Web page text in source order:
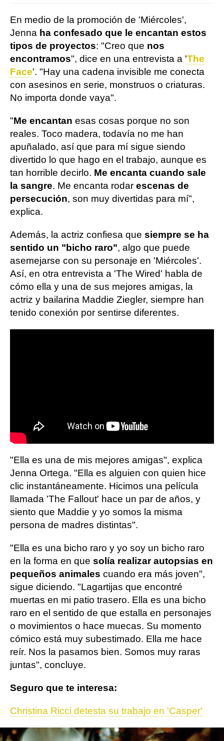
En medio de la promoción de 'Miércoles',
Jenna ha confesado que le encantan estos
tipos de proyectos: "Creo que nos
encontramos", dice en una entrevista a 'The
Face'. "Hay una cadena invisible me conecta
con asesinos en serie, monstruos o criaturas.
No importa donde vaya".
"Me encantan esas cosas porque no son
reales. Toco madera, todavía no me han
apuñalado, así que para mí sigue siendo
divertido lo que hago en el trabajo, aunque es
tan horrible decirlo. Me encanta cuando sale
la sangre. Me encanta rodar escenas de
persecución, son muy divertidas para mí",
explica.
Además, la actriz confiesa que siempre se ha
sentido un "bicho raro", algo que puede
asemejarse con su personaje en 'Miércoles'.
Así, en otra entrevista a 'The Wired' habla de
cómo ella y una de sus mejores amigas, la
actriz y bailarina Maddie Ziegler, siempre han
tenido conexión por sentirse diferentes.
"Ella es una de mis mejores amigas", explica
Jenna Ortega. "Ella es alguien con quien hice
clic instantáneamente. Hicimos una película
llamada 'The Fallout' hace un par de años, y
siento que Maddie y yo somos la misma
persona de madres distintas".
"Ella es una bicho raro y yo soy un bicho raro
en la forma en que solía realizar autopsias en
pequeños animales cuando era más joven",
sigue diciendo. "Lagartijas que encontré
muertas en mi patio trasero. Ella es una bicho
raro en el sentido de que estalla en personajes
o movimientos o hace muecas. Su momento
cómico está muy subestimado. Ella me hace
reír. Nos la pasamos bien. Somos muy raras
juntas", concluye.
Seguro que te interesa:
Christina Ricci detesta su trabajo en 'Casper'